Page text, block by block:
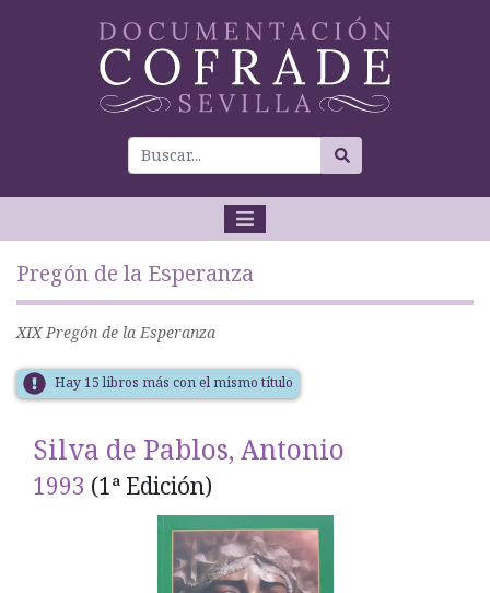
Pregón de la Esperanza
XIX Pregón de la Esperanza
Hay 15 libros más con el mismo título
Silva de Pablos, Antonio
1993 (1ª Edición)